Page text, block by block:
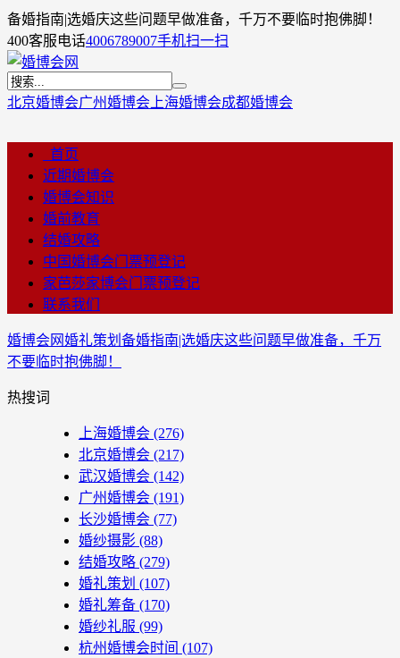
备婚指南|选婚庆这些问题早做准备，千万不要临时抱佛脚！
400客服电话4006789007手机扫一扫
北京婚博会广州婚博会 上海婚博会成都婚博会
首页
近期婚博会
婚博会知识
婚前教育
结婚攻略
中国婚博会门票预登记
家芭莎家博会门票预登记
联系我们
婚博会网婚礼策划 备婚指南|选婚庆这些问题早做准备，千万
不要临时抱佛脚！
热搜词
上海婚博会 (276)
北京婚博会 (217)
武汉婚博会 (142)
广州婚博会 (191)
长沙婚博会 (77)
婚纱摄影 (88)
结婚攻略 (279)
婚礼策划 (107)
婚礼筹备 (170)
婚纱礼服 (99)
杭州婚博会时间 (107)